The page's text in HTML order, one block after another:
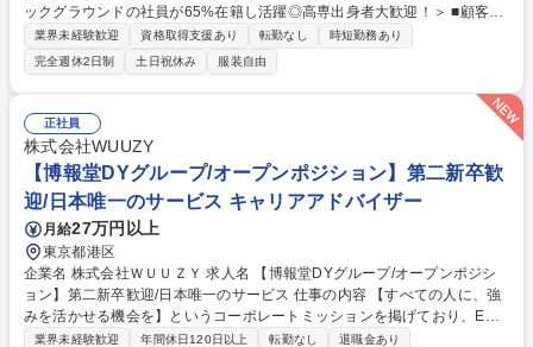
ックグラウンドの社員が65%在籍し活躍◎高専出身者大歓迎！＞ ■顧客企
業を訪問し、求める人材や採用課題をヒアリングします。■得た情報を社
内データとして蓄積し、転職市場を分析します。 知見を常にアップデート
しながら、転職希望者との最良のマッチングを図ります。■転職希望者か
ら希望や経歴を丁寧に聞き取り、企業を紹介します。面接の助言や選考の
フォローまで伴走型で支援します。 ★企業情報の習得に際し、理系出身者
は特にメーカーの専門用語への苦手意識がなく、すぐにキャッチアップで
きることが強みです。専門用語を受け入れる素地、もしくは、理系として
の教養がアドバンテージになります。 募集職種 高専出身者大歓迎【キャ
リアカウンセラー】技術系バックグラウンドを活かす
業界未経験歓迎 資格取得支援あり 転勤なし
時短勤務あり
完全週休2日制
土日祝休み 服装自由
正社員
株式会社WUUZY
【博報堂DYグループ/オープンポジション】第二新卒歓
迎/日本唯一のサービス キャリアアドバイザー
月給27万円以上
東京都港区
企業名 株式会社ＷＵＵＺＹ 求人名 【博報堂DYグループ/オープンポジシ
ョン】第二新卒歓迎/日本唯一のサービス 仕事の内容 【すべての人に、強
みを活かせる機会を】というコーポレートミッションを掲げており、EC
（ネット通販）に精通した副業人材をプールし、EC事業に課題を抱える
業界未経験歓迎 年間休日120日以上 転勤なし
退職金あり